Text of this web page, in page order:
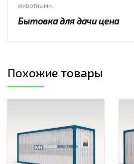
животными.
Бытовка для дачи цена
Похожие товары